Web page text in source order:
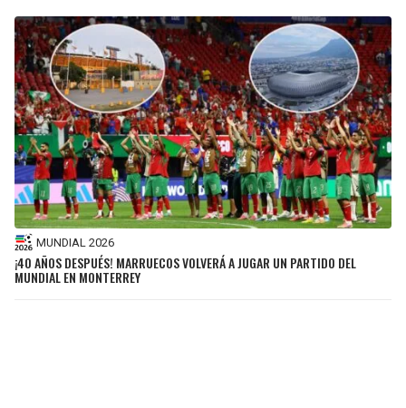
MUNDIAL 2026
¡40 AÑOS DESPUÉS! MARRUECOS VOLVERÁ A JUGAR UN PARTIDO DEL
MUNDIAL EN MONTERREY